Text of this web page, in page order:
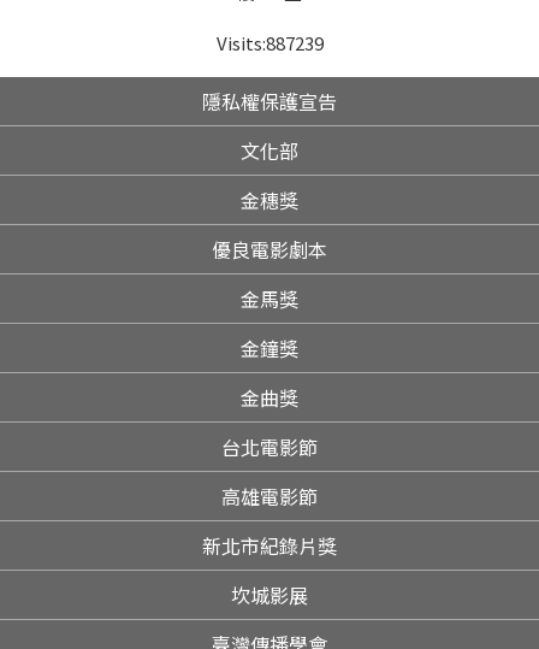
Visits:887239
隱私權保護宣告
文化部
金穗獎
優良電影劇本
金馬獎
金鐘獎
金曲獎
台北電影節
高雄電影節
新北市紀錄片獎
坎城影展